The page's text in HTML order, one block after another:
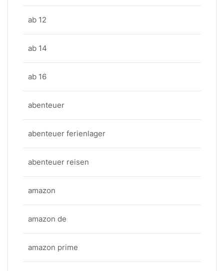
ab 12
ab 14
ab 16
abenteuer
abenteuer ferienlager
abenteuer reisen
amazon
amazon de
amazon prime